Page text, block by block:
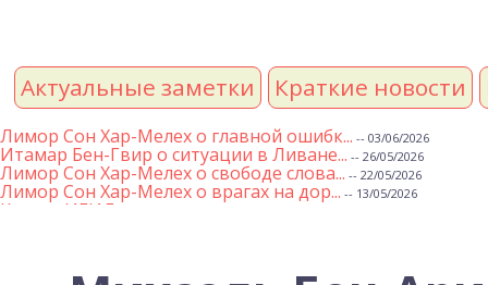
Актуальные заметки Краткие новости
Лимор Сон Хар-Мелех о главной ошибк... -- 03/06/2026
Итамар Бен-Гвир о ситуации в Ливане... -- 26/05/2026
Лимор Сон Хар-Мелех о свободе слова... -- 22/05/2026
Лимор Сон Хар-Мелех о врагах на дор... -- 13/05/2026
Клятва ИГИЛ